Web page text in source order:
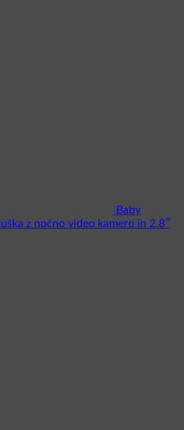
Baby
z nočno video kamero in 2.8″